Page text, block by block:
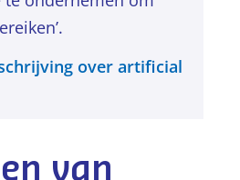
over artificial
van